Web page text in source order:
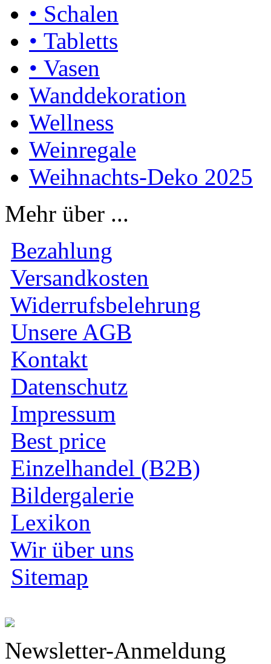
• Schalen
• Tabletts
• Vasen
Wanddekoration
Wellness
Weinregale
Weihnachts-Deko 2025
Mehr über ...
Bezahlung
Versandkosten
Widerrufsbelehrung
Unsere AGB
Kontakt
Datenschutz
Impressum
Best price
Einzelhandel (B2B)
Bildergalerie
Lexikon
Wir über uns
Sitemap
Newsletter-Anmeldung